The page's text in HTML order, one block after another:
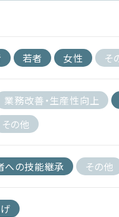
若者 女性 そ
業務改善・生産性向上
その他
への技能継承 その他